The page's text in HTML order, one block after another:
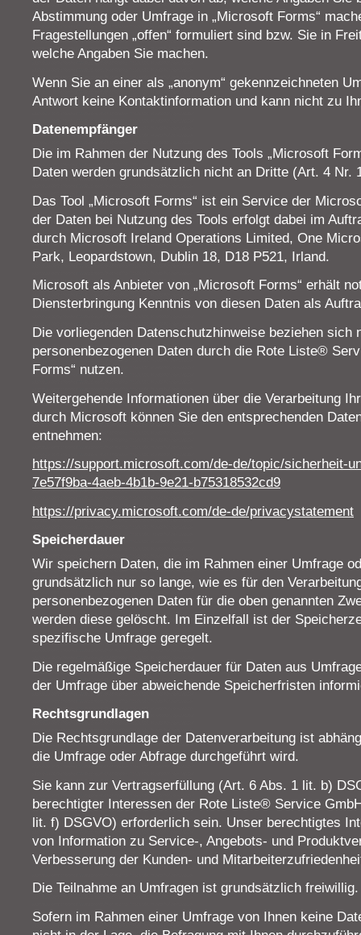
Abstimmung oder Umfrage in „Microsoft Forms“
Fragestellungen „offen“ formuliert sind bzw. Sie in
welche Angaben Sie machen.
Wenn Sie an einer als „anonym“ gekennzeichneten
Antwort keine Kontaktinformation und kann nicht zu
Datenempfänger
Die im Rahmen der Nutzung des Tools „Microsoft
Daten werden grundsätzlich nicht an Dritte (Art. 4 Nr.
Das Tool „Microsoft Forms“ ist ein Service der
der Daten bei Nutzung des Tools erfolgt dabei im
durch Microsoft Ireland Operations Limited, One
Park, Leopardstown, Dublin 18, D18 P521, Irland.
Microsoft als Anbieter von „Microsoft Forms“ erhält
Diensterbringung Kenntnis von diesen Daten als
Die vorliegenden Datenschutzhinweise beziehen sich
personenbezogenen Daten durch die Rote Liste®
Forms“ nutzen.
Weitergehende Informationen über die Verarbeitung
durch Microsoft können Sie den entsprechenden
entnehmen:
https://support.microsoft.com/de-de/topic/sicherheit-
7e57f9ba-4aeb-4b1b-9e21-b75318532cd9
https://privacy.microsoft.com/de-de/privacystatement
Speicherdauer
Wir speichern Daten, die im Rahmen einer Umfrage
grundsätzlich nur so lange, wie es für den
personenbezogenen Daten für die oben genannten
werden diese gelöscht. Im Einzelfall ist der
spezifische Umfrage geregelt.
Die regelmäßige Speicherdauer für Daten aus
der Umfrage über abweichende Speicherfristen
Rechtsgrundlagen
Die Rechtsgrundlage der Datenverarbeitung ist
die Umfrage oder Abfrage durchgeführt wird.
Sie kann zur Vertragserfüllung (Art. 6 Abs. 1 lit. b)
berechtigter Interessen der Rote Liste® Service
lit. f) DSGVO) erforderlich sein. Unser berechtigtes
von Information zu Service-, Angebots- und
Verbesserung der Kunden- und
Die Teilnahme an Umfragen ist grundsätzlich freiwillig.
Sofern im Rahmen einer Umfrage von Ihnen keine